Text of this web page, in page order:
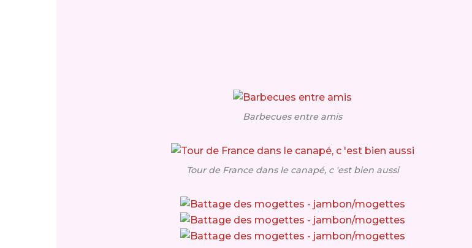
Barbecues entre amis
Tour de France dans le canapé, c 'est bien aussi